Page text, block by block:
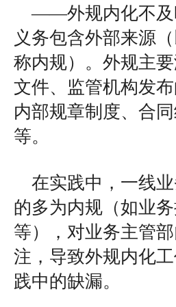
——外规内化不及
义务包含外部来源
称内规）。外规主
文件、监管机构发
内部规章制度、合
等。
在实践中，一线
的多为内规（如业
等），对业务主管
注，导致外规内化
践中的缺漏。